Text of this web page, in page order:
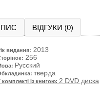
ВІДГУКИ (0)
видання: 2013
256
Русский
тверда
комплекті із книгою: 2 DVD диска